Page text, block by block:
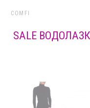
COMFI
SALE